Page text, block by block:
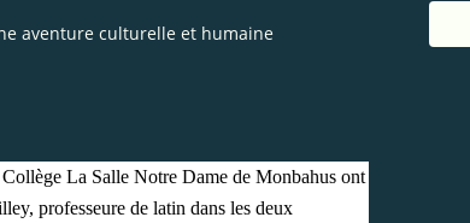
aventure culturelle et humaine
La Salle Notre Dame de Monbahus ont
professeure de latin dans les deux